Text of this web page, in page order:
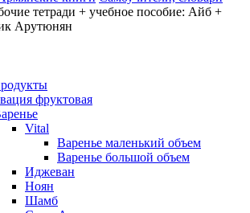
тетради + учебное пособие: Айб +
Арутюнян
фруктовая
Vital
Варенье маленький объем
Варенье большой объем
Иджеван
Ноян
Шамб